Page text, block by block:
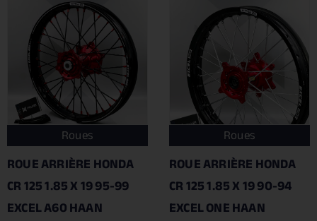
Roues
ROUE ARRIÈRE HONDA
CR 125 1.85 X 19 95-99
EXCEL A60 HAAN
Roues
ROUE ARRIÈRE HONDA
CR 125 1.85 X 19 90-94
EXCEL ONE HAAN